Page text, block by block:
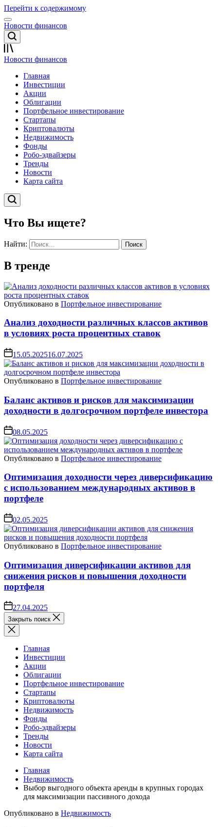
Перейти к содержимому
Новости финансов
Новости финансов
Главная
Инвестиции
Акции
Облигации
Портфельное инвестирование
Стартапы
Криптовалюты
Недвижимость
Фонды
Робо-эдвайзеры
Тренды
Новости
Карта сайта
Что Вы ищете?
Найти:
В тренде
Опубликовано в Портфельное инвестирование
Анализ доходности различных классов активов
в условиях роста процентных ставок
15.05.202516.07.2025
Опубликовано в Портфельное инвестирование
Баланс активов и рисков для максимизации
доходности в долгосрочном портфеле инвестора
08.05.2025
Опубликовано в Портфельное инвестирование
Оптимизация доходности через диверсификацию
с использованием международных активов в
портфеле
02.05.2025
Опубликовано в Портфельное инвестирование
Оптимизация диверсификации активов для
снижения рисков и повышения доходности
портфеля
27.04.2025
Закрыть поиск
Главная
Инвестиции
Акции
Облигации
Портфельное инвестирование
Стартапы
Криптовалюты
Недвижимость
Фонды
Робо-эдвайзеры
Тренды
Новости
Карта сайта
Главная
Недвижимость
Выбор выгодного объекта аренды в крупных городах
для максимизации пассивного дохода
Опубликовано в Недвижимость